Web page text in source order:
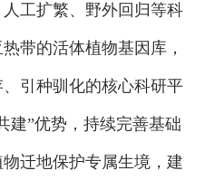
工扩繁、野外回归等科
带的活体植物基因库，
引种驯化的核心科研平
建”优势，持续完善基础
迁地保护专属生境，建